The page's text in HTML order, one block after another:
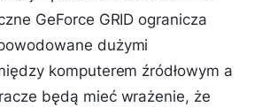
GeForce GRID ogranicza
dużymi
komputerem źródłowym a
będą mieć wrażenie, że